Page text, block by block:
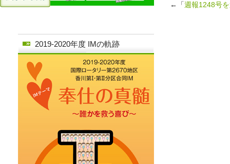
←「週報1248号
2019-2020年度 IMの軌跡